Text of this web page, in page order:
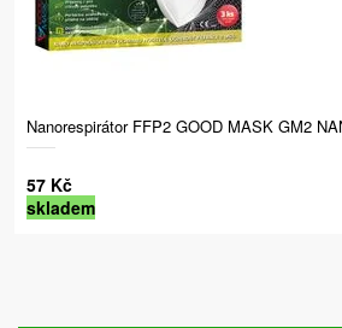
Nanorespirátor FFP2 GOOD MASK GM2
57 Kč
skladem